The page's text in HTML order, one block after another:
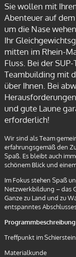
Sie wollen mit
Abenteuer auf
um die Nase
Ihr
mitten im Rhein-
Fluss. Bei der
Teambuilding mit
über Ihnen. Bei
und gute Laune
erforderlich!
Wir sind als Team
erfahrungsgemäß den
Spaß. Es bleibt auch
schönem Blick und
Im Fokus stehen Spaß
Netzwerkbildung – das
Ganze zu Land und zu
entspanntes
Programmbeschreibung
Treffpunkt im
Materialkunde